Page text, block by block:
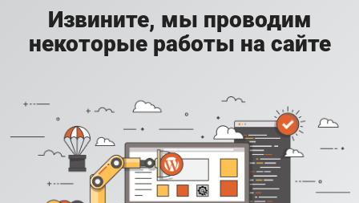
Извините, мы проводим
некоторые работы на сайте